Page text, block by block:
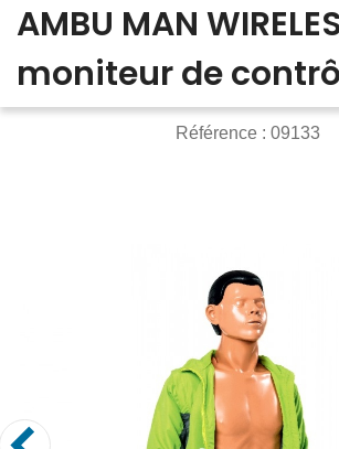
AMBU MAN
moniteur de
Référence : 09133